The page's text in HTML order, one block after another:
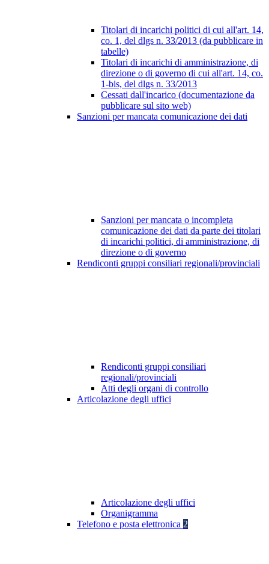
Titolari di incarichi politici di cui all'art. 14,
co. 1, del dlgs n. 33/2013 (da pubblicare in
tabelle)
Titolari di incarichi di amministrazione, di
direzione o di governo di cui all'art. 14, co.
1-bis, del dlgs n. 33/2013
Cessati dall'incarico (documentazione da
pubblicare sul sito web)
Sanzioni per mancata comunicazione dei dati
Sanzioni per mancata o incompleta
comunicazione dei dati da parte dei titolari
di incarichi politici, di amministrazione, di
direzione o di governo
Rendiconti gruppi consiliari regionali/provinciali
Rendiconti gruppi consiliari
regionali/provinciali
Atti degli organi di controllo
Articolazione degli uffici
Articolazione degli uffici
Organigramma
Telefono e posta elettronica 2